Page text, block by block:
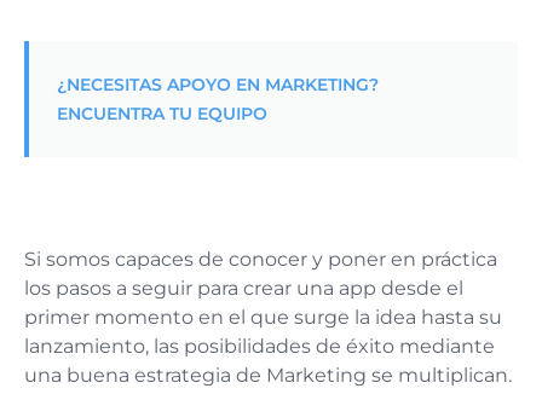
¿NECESITAS APOYO EN MARKETING?
ENCUENTRA TU EQUIPO
Si somos capaces de conocer y poner en práctica
los pasos a seguir para crear una app desde el
primer momento en el que surge la idea hasta su
lanzamiento, las posibilidades de éxito mediante
una buena estrategia de Marketing se multiplican.